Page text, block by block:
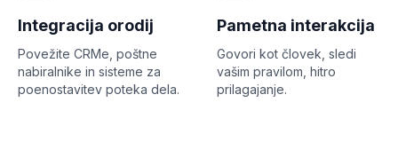
Integracija orodij
Povežite CRMe, poštne
nabiralnike in sisteme za
poenostavitev poteka dela.
Pametna interakcija
Govori kot človek, sledi
vašim pravilom, hitro
prilagajanje.